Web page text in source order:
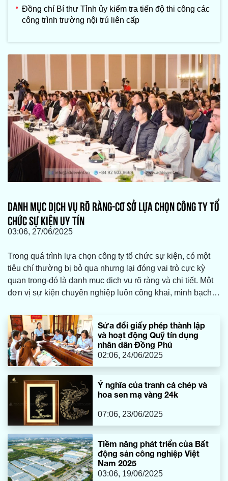
Đồng chí Bí thư Tỉnh ủy kiểm tra tiến độ thi công các
công trình trường nội trú liên cấp
DANH MỤC DỊCH VỤ RÕ RÀNG-CƠ SỞ LỰA CHỌN CÔNG TY TỔ
CHỨC SỰ KIỆN UY TÍN
03:06, 27/06/2025
Trong quá trình lựa chọn công ty tổ chức sự kiện, có một
tiêu chí thường bị bỏ qua nhưng lại đóng vai trò cực kỳ
quan trọng-đó là danh mục dịch vụ rõ ràng và chi tiết. Một
đơn vị sự kiện chuyên nghiệp luôn công khai, minh bạch
giá năng lực thực tế, phù hợp với nhu cầu và ngân sách
của mình.
Sửa đổi giấy phép thành lập
và hoạt động Quỹ tín dụng
nhân dân Đồng Phú
02:06, 24/06/2025
Ý nghĩa của tranh cá chép và
hoa sen mạ vàng 24k
07:06, 23/06/2025
Tiềm năng phát triển của Bất
động sản công nghiệp Việt
Nam 2025
03:06, 19/06/2025